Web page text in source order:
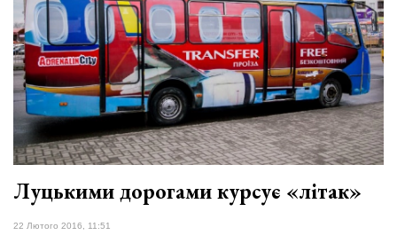
Луцькими дорогами курсує «літак»
22 Лютого 2016, 11:51